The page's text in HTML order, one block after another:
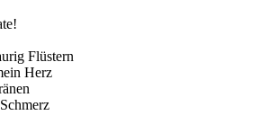
Flüstern
Herz